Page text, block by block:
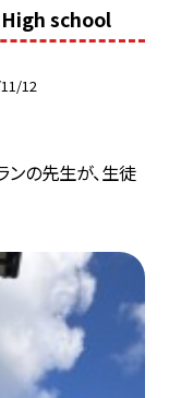
High school
12
ンの先生が、生徒